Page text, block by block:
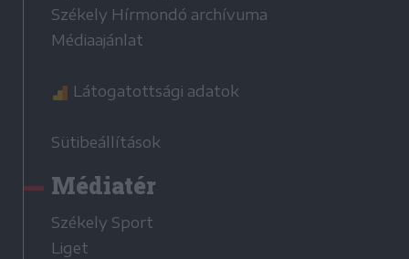
Székely Hírmondó archívuma
Médiaajánlat
Látogatottsági adatok
Sütibeállítások
Médiatér
Székely Sport
Liget